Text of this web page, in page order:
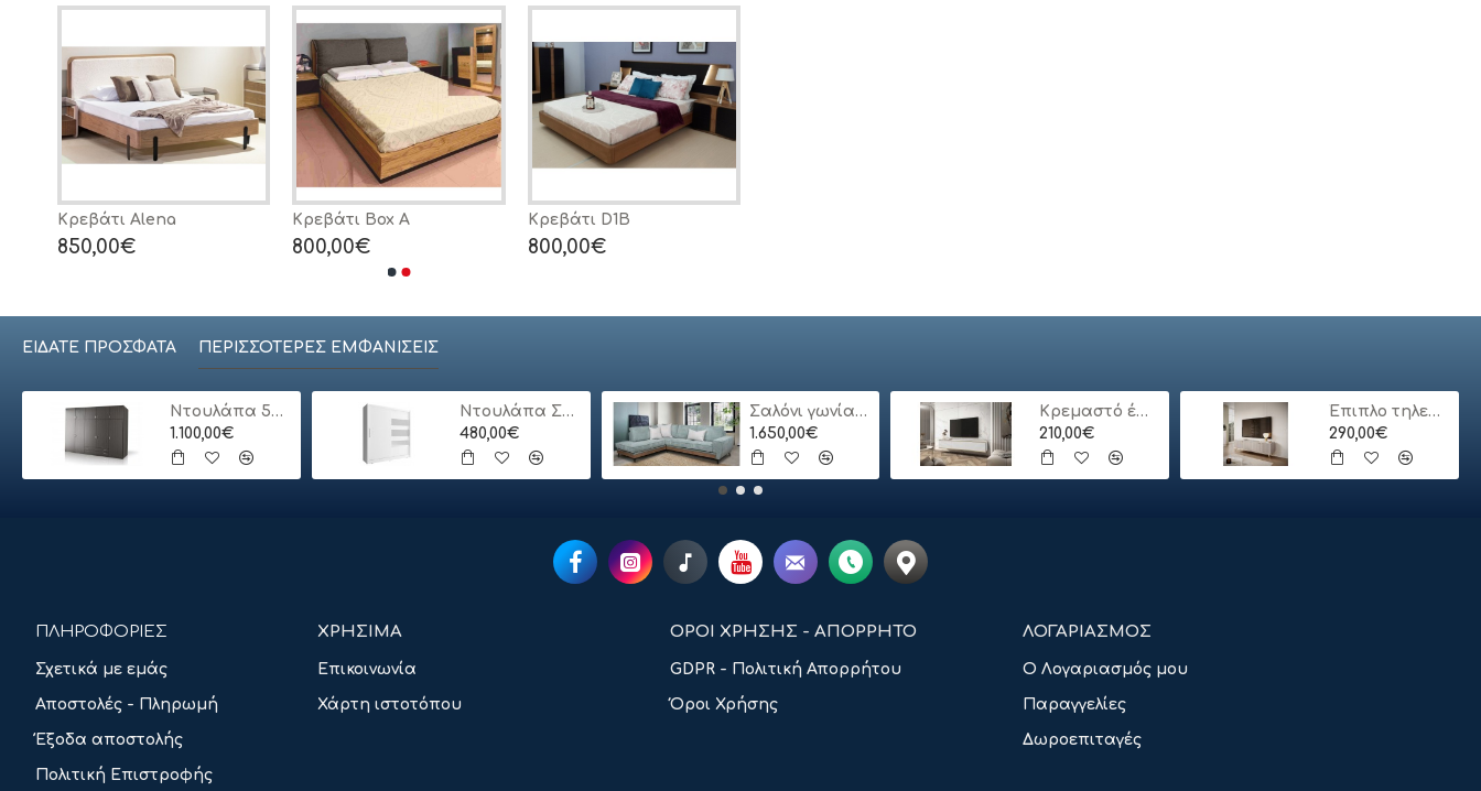
Κρεβάτι Alena
850,00€
Κρεβάτι Box A
800,00€
Κρεβάτι D1B
800,00€
ΕΊΔΑΤΕ ΠΡΌΣΦΑΤΑ ΠΕΡΙΣΣΌΤΕΡΕΣ ΕΜΦΑΝΊΣΕΙΣ
Ντουλάπα 5φυλλη με πατάρι
1.100,00€
Ντουλάπα Συρόμενη 24113-MJ3-180 Χρώμα Λευκό 180x200x62cm
480,00€
Σαλόνι γωνία Bari
1.650,00€
Κρεμαστό έπιπλο τηλεόρασης ORO_MDF Λευκό 175x30x32cm
210,00€
Έπιπλο τηλεόρασης Lante μπεζ 163x51x38cm
290,00€
ΠΛΗΡΟΦΟΡΙΕΣ
Σχετικά με εμάς
Αποστολές - Πληρωμή
Έξοδα αποστολής
Πολιτική Επιστροφής
ΧΡΗΣΙΜΑ
Επικοινωνία
Χάρτη ιστοτόπου
ΟΡΟΙ ΧΡΗΣΗΣ - ΑΠΟΡΡΗΤΟ
GDPR - Πολιτική Απορρήτου
Όροι Χρήσης
ΛΟΓΑΡΙΑΣΜΟΣ
Ο Λογαριασμός μου
Παραγγελίες
Δωροεπιταγές